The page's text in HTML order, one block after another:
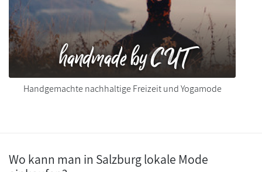
handmade by CUT
Handgemachte nachhaltige Freizeit und Yogamode
Wo kann man in Salzburg lokale Mode